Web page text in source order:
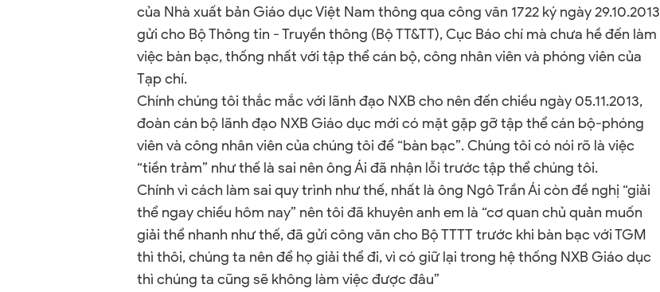
của Nhà xuất bản Giáo dục Việt Nam thông qua công văn 1722 ký ngày 29.10.2013
gửi cho Bộ Thông tin - Truyền thông (Bộ TT&TT), Cục Báo chí mà chưa hề đến làm
việc bàn bạc, thống nhất với tập thể cán bộ, công nhân viên và phóng viên của
Tạp chí.
Chính chúng tôi thắc mắc với lãnh đạo NXB cho nên đến chiều ngày 05.11.2013,
đoàn cán bộ lãnh đạo NXB Giáo dục mới có mặt gặp gỡ tập thể cán bộ-phóng
viên và công nhân viên của chúng tôi để “bàn bạc”. Chúng tôi có nói rõ là việc
“tiền trảm” như thế là sai nên ông Ái đã nhận lỗi trước tập thể chúng tôi.
Chính vì cách làm sai quy trình như thế, nhất là ông Ngô Trần Ái còn đề nghị “giải
thể ngay chiều hôm nay” nên tôi đã khuyên anh em là “cơ quan chủ quản muốn
giải thể nhanh như thế, đã gửi công văn cho Bộ TTTT trước khi bàn bạc với TGM
thì thôi, chúng ta nên để họ giải thể đi, vì có giữ lại trong hệ thống NXB Giáo dục
thì chúng ta cũng sẽ không làm việc được đâu”